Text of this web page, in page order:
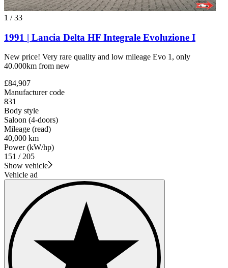
1 /33
1991 | Lancia Delta HF Integrale Evoluzione I
New price! Very rare quality and low mileage Evo 1, only
40.000km from new
£84,907
Manufacturer code
831
Body style
Saloon (4-doors)
Mileage (read)
40,000 km
Power (kW/hp)
151 / 205
Show vehicle
Vehicle ad